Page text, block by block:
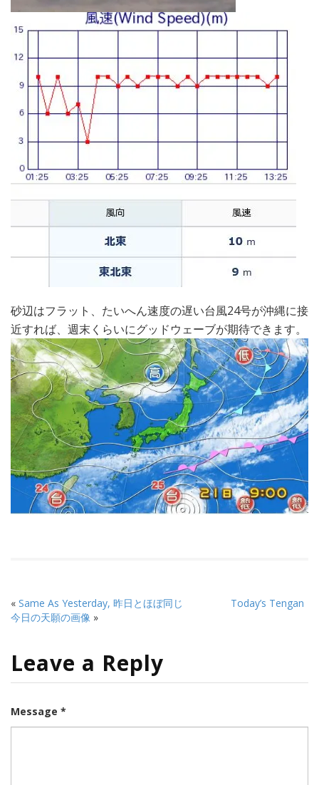
砂辺はフラット、たいへん速度の遅い台風24号が沖縄に接
近すれば、週末くらいにグッドウェーブが期待できます。
« Same As Yesterday, 昨日とほぼ同じ
Today’s Tengan
今日の天願の画像 »
Leave a Reply
Message *